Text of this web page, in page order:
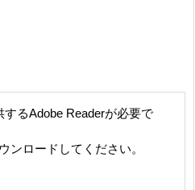
るAdobe Readerが必要で
ンロードしてください。